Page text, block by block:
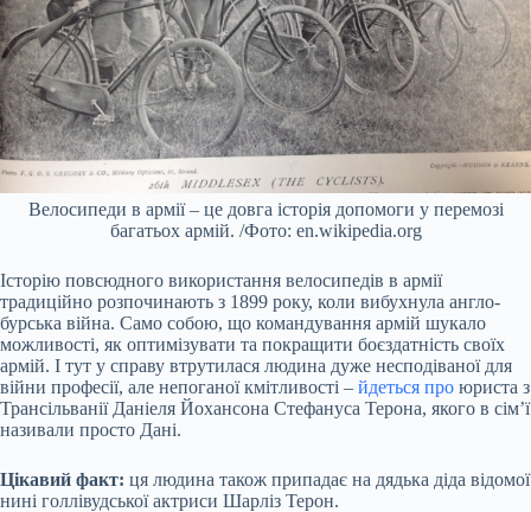
Велосипеди в армії – це довга історія допомоги у перемозі
багатьох армій. /Фото: en.wikipedia.org
Історію повсюдного використання велосипедів в армії
традиційно розпочинають з 1899 року, коли вибухнула англо-
бурська війна. Само собою, що командування армій шукало
можливості, як оптимізувати та покращити боєздатність своїх
армій. І тут у справу втрутилася людина дуже несподіваної для
війни професії, але непоганої кмітливості – йдеться про юриста з
Трансільванії Даніеля Йохансона Стефануса Терона, якого в сім’ї
називали просто Дані.
Цікавий факт: ця людина також припадає на дядька діда відомої
нині голлівудської актриси Шарліз Терон.